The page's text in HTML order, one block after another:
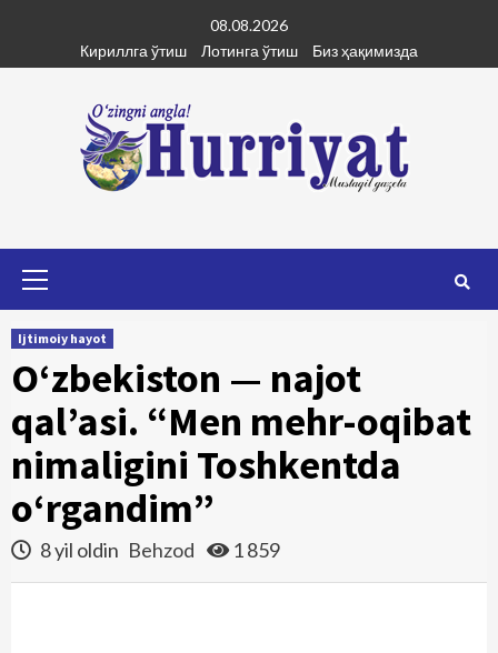
content
08.08.2026
Кириллга ўтиш
Лотинга ўтиш Биз ҳақимизда
Ijtimoiy hayot
O‘zbekiston — najot
qal’asi. “Men mehr-oqibat
nimaligini Toshkentda
o‘rgandim”
8 yil oldin Behzod 1 859